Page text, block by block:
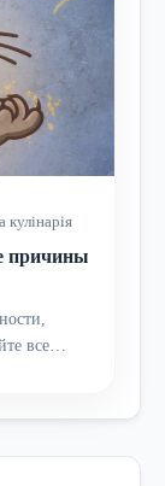
кулінарія
причины
все…